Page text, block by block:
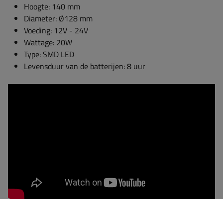
Hoogte: 140 mm
Diameter: Ø128 mm
Voeding: 12V - 24V
Wattage: 20W
Type: SMD LED
Levensduur van de batterijen: 8 uur